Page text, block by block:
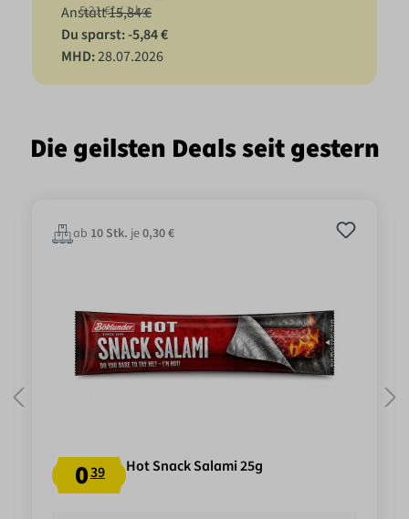
5,21 €* / 1 kg
Anstatt15,84 €
Du sparst: -5,84 €
MHD:28.07.2026
Die geilsten Deals seit gestern
ab 10 Stk. je0,30 €
039 Hot Snack Salami 25g